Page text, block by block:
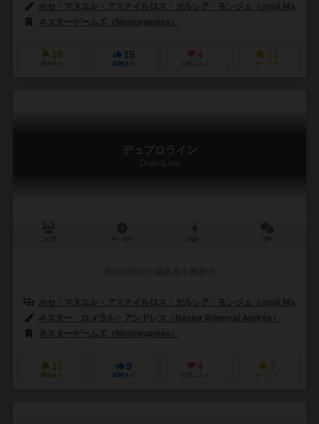
ホセ・マヌエル・アステイルロス・ガルシア・モンジェ（José
ネスターゲームズ（Nestorgames）
18
興味あり
15
経験あり
4
お気に入り
13
持ってる
デュプロライン
DuploLine
ホセ・マヌエル・アステイルロス・ガルシア・モンジェ（José
ネスター・ロメラル・アンドレス（Néstor Romeral Andrés）
ネスターゲームズ（Nestorgames）
11
興味あり
9
経験あり
4
お気に入り
7
持ってる